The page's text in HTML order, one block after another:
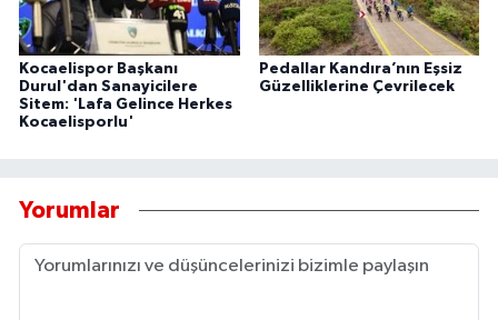
Kocaelispor Başkanı
Durul'dan Sanayicilere
Sitem: 'Lafa Gelince Herkes
Kocaelisporlu'
Pedallar Kandıra’nın Eşsiz
Güzelliklerine Çevrilecek
Yorumlar